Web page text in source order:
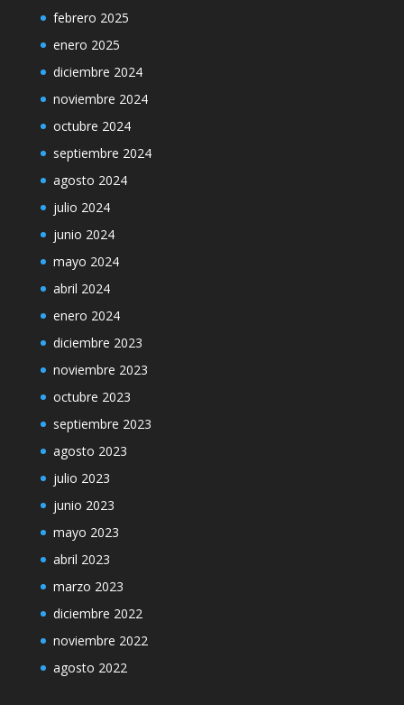
febrero 2025
enero 2025
diciembre 2024
noviembre 2024
octubre 2024
septiembre 2024
agosto 2024
julio 2024
junio 2024
mayo 2024
abril 2024
enero 2024
diciembre 2023
noviembre 2023
octubre 2023
septiembre 2023
agosto 2023
julio 2023
junio 2023
mayo 2023
abril 2023
marzo 2023
diciembre 2022
noviembre 2022
agosto 2022